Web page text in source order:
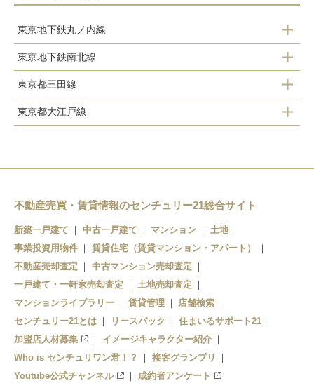
東京地下鉄丸ノ内線
池袋
新大塚
茗荷谷
本郷三丁目
淡路町
東京地下鉄南北線
四ツ谷
市ケ谷
後楽園
本駒込
駒込
東京都三田線
巣鴨
神保町
大手町
東京都大江戸線
牛込神楽坂
飯田橋
春日
本郷三丁目
上野御徒町
新御徒町
不動産売買・賃貸情報のセンチュリー21総合サイト
新築一戸建て 中古一戸建て マンション
土地
事業投資用物件
賃貸住宅（賃貸マンション・アパート）
不動産売却査定
中古マンション売却査定
一戸建て・一軒家売却査定
土地売却査定
マンションライブラリー
賃貸管理
店舗検索
センチュリー21とは
リースバック
住まいるサポート21
加盟店人材募集
イメージキャラクター紹介
Who is センチュリワン君！？
接客グランプリ
Youtube公式チャンネル
成約者アンケート